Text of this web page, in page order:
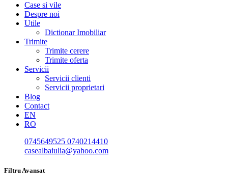
Case si vile
Despre noi
Utile
Dictionar Imobiliar
Trimite
Trimite cerere
Trimite oferta
Servicii
Servicii clienti
Servicii proprietari
Blog
Contact
EN
RO
0745649525 0740214410
casealbaiulia@yahoo.com
Filtru Avansat